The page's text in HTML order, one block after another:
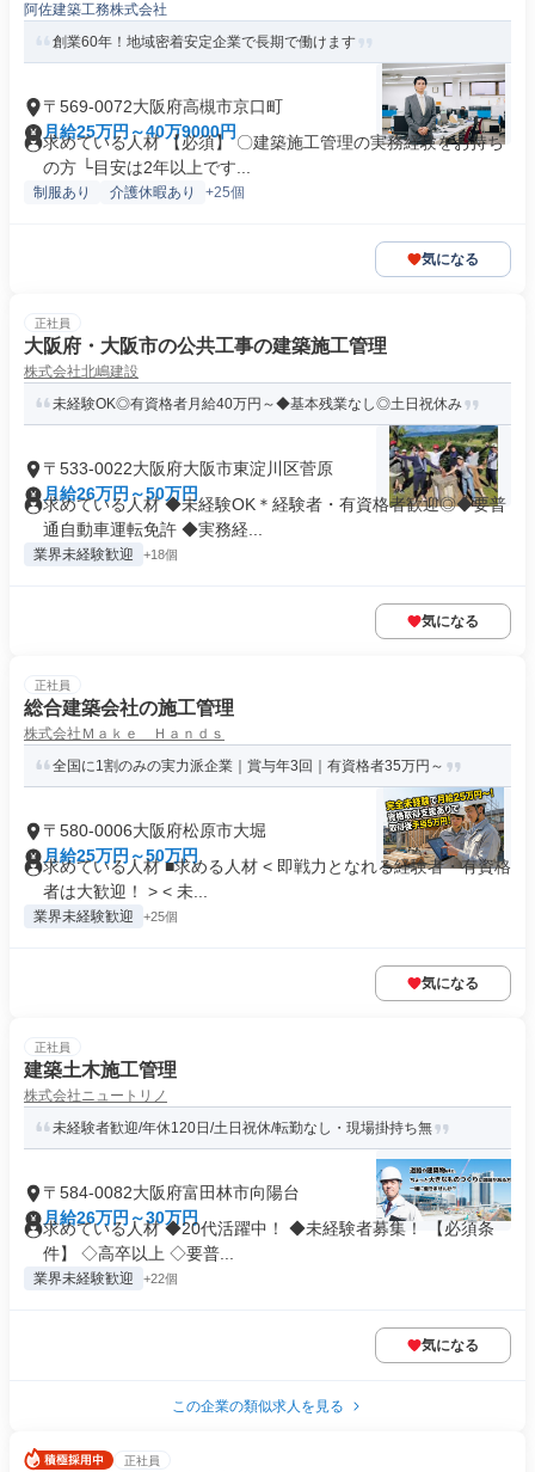
阿佐建築工務株式会社
創業60年！地域密着安定企業で長期で働けます
〒569-0072大阪府高槻市京口町
月給25万円～40万9000円
求めている人材 【必須】 〇建築施工管理の実務経験をお持ち
の方 └目安は2年以上です...
制服あり 介護休暇あり +25個
気になる
正社員
大阪府・大阪市の公共工事の建築施工管理
株式会社北嶋建設
未経験OK◎有資格者月給40万円～◆基本残業なし◎土日祝休み
〒533-0022大阪府大阪市東淀川区菅原
月給26万円～50万円
求めている人材 ◆未経験OK＊経験者・有資格者歓迎◎◆要普
通自動車運転免許 ◆実務経...
業界未経験歓迎 +18個
気になる
正社員
総合建築会社の施工管理
株式会社Ｍａｋｅ Ｈａｎｄｓ
全国に1割のみの実力派企業｜賞与年3回｜有資格者35万円～
〒580-0006大阪府松原市大堀
月給25万円～50万円
求めている人材 ■求める人材 < 即戦力となれる経験者・有資格
者は大歓迎！ > < 未...
業界未経験歓迎 +25個
気になる
正社員
建築土木施工管理
株式会社ニュートリノ
未経験者歓迎/年休120日/土日祝休/転勤なし・現場掛持ち無
〒584-0082大阪府富田林市向陽台
月給26万円～30万円
求めている人材 ◆20代活躍中！ ◆未経験者募集！ 【必須条
件】 ◇高卒以上 ◇要普...
業界未経験歓迎 +22個
気になる
この企業の類似求人を見る
正社員